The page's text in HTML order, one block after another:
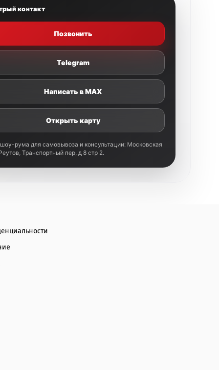
контакт
Позвонить
Telegram
Написать в MAX
Открыть карту
рума для самовывоза и консультации: Московская
Транспортный пер, д 8 стр 2.